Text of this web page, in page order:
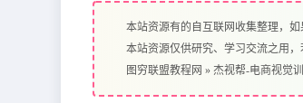
本站资源有的自互联网收集整理，
本站资源仅供研究、学习交流之用
图穷联盟教程网 » 杰视帮-电商视觉